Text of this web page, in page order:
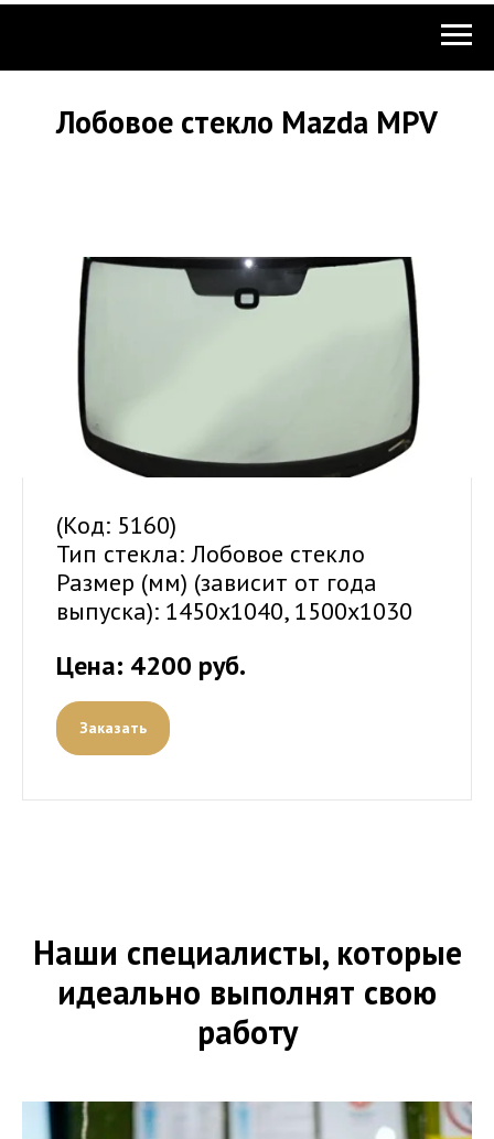
Лобовое стекло Mazda MPV
(Код: 5160)
Тип стекла: Лобовое стекло
Размер (мм) (зависит от года
выпуска): 1450х1040, 1500х1030
Цена: 4200 руб.
Заказать
Наши специалисты, которые
идеально выполнят свою
работу